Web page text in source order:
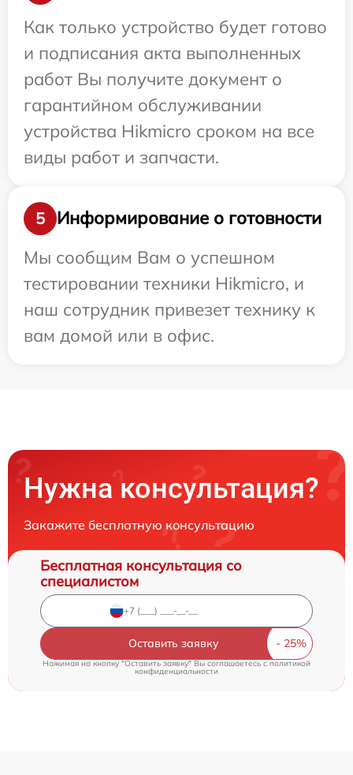
Как только устройство будет готово
и подписания акта выполненных
работ Вы получите документ о
гарантийном обслуживании
устройства Hikmicro сроком на все
виды работ и запчасти.
5
Информирование о готовности
Мы сообщим Вам о успешном
тестировании техники Hikmicro, и
наш сотрудник привезет технику к
вам домой или в офис.
Нужна консультация?
Закажите бесплатную консультацию
Бесплатная консультация со
специалистом
Оставить заявку
Нажимая на кнопку "Оставить заявку" Вы соглашаетесь cполитикой
конфиденциальности